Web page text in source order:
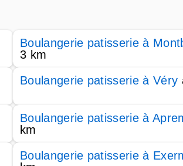
Boulangerie patisserie à
3 km
Boulangerie patisserie à Véry
Boulangerie patisserie à
km
Boulangerie patisserie à